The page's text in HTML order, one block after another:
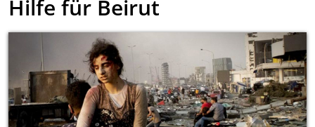
Hilfe für Beirut